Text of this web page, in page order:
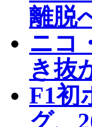
離脱
ニコ
き抜
F1初
グ、